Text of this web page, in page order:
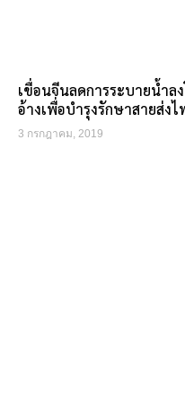
เขื่อนจีนลดการระบายน้ำล
อ้างเพื่อบำรุงรักษาสายส่ง
3 กรกฎาคม, 2019